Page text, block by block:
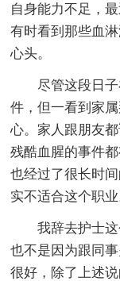
自身能力不足，
有时看到那些血
心头。
尽管这段日
件，但一看到家
心。家人跟朋友
残酷血腥的事件
也经过了很长时
实不适合这个职
我辞去护士
也不是因为跟同
很好，除了上述